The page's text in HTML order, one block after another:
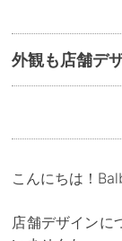
外観も店舗デ
こんにちは！
店舗デザインに